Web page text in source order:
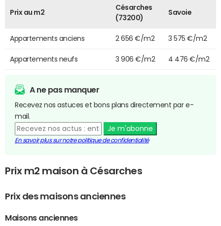
Prix au m2
Césarches
(73200)
Savoie
Appartements anciens 2 656 €/m2 3 575 €/m2
Appartements neufs 3 906 €/m2 4 476 €/m2
A ne pas manquer
Recevez nos astuces et bons plans directement par e-
mail.
Je m'abonne
En savoir plus sur notre politique de confidentialité
Prix m2 maison à Césarches
Prix des maisons anciennes
Maisons anciennes